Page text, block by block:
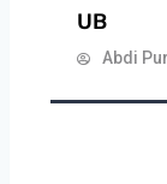
UB
Abdi